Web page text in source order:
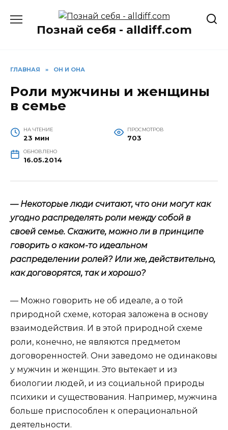
содержаниюПознай себя - alldiff.com
ГЛАВНАЯ » ОН И ОНА
Роли мужчины и женщины
в семье
НА ЧТЕНИЕ
23 мин
ПРОСМОТРОВ
703
ОБНОВЛЕНО
16.05.2014
— Некоторые люди считают, что они могут как
угодно распределять роли между собой в
своей семье. Скажите, можно ли в принципе
говорить о каком-то идеальном
распределении ролей? Или же, действительно,
как договорятся, так и хорошо?
— Можно говорить не об идеале, а о той
природной схеме, которая заложена в основу
взаимодействия. И в этой природной схеме
роли, конечно, не являются предметом
договоренностей. Они заведомо не одинаковы
у мужчин и женщин. Это вытекает и из
биологии людей, и из социальной природы
психики и существования. Например, мужчина
больше приспособлен к операциональной
деятельности.